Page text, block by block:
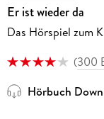
Er ist wieder da
Das Hörspiel zum
(300
Hörbuch